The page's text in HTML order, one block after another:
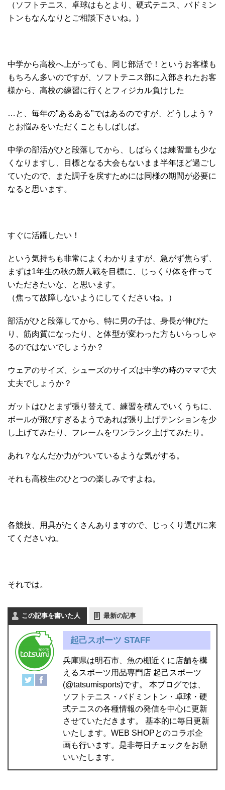
（ソフトテニス、卓球はもとより、硬式テニス、バドミン
トンもなんなりとご相談下さいね。)
中学から高校へ上がっても、同じ部活で！というお客様も
もちろん多いのですが、ソフトテニス部に入部されたお客
様から、高校の練習に行くとフィジカル負けした
…と、毎年の"あるある"ではあるのですが、どうしよう？
とお悩みをいただくこともしばしば。
中学の部活がひと段落してから、しばらくは練習量も少な
くなりますし、目標となる大会もないまま半年ほど過ごし
ていたので、また調子を戻すためには同様の期間が必要に
なると思います。
すぐに活躍したい！
という気持ちも非常によくわかりますが、急がず焦らず、
まずは1年生の秋の新人戦を目標に、じっくり体を作って
いただきたいな、と思います。
（焦って故障しないようにしてくださいね。）
部活がひと段落してから、特に男の子は、身長が伸びた
り、筋肉質になったり、と体型が変わった方もいらっしゃ
るのではないでしょうか？
ウェアのサイズ、シューズのサイズは中学の時のママで大
丈夫でしょうか？
ガットはひとまず張り替えて、練習を積んでいくうちに、
ボールが飛びすぎるようであれば張り上げテンションを少
し上げてみたり、フレームをワンランク上げてみたり。
あれ？なんだか力がついているような気がする。
それも高校生のひとつの楽しみですよね。
各競技、用具がたくさんありますので、じっくり選びに来
てくださいね。
それでは。
この記事を書いた人 最新の記事
起己スポーツ STAFF
兵庫県は明石市、魚の棚近くに店舗を構
えるスポーツ用品専門店 起己スポーツ
(@tatsumisports)です。 本ブログでは、
ソフトテニス・バドミントン・卓球・硬
式テニスの各種情報の発信を中心に更新
させていただきます。 基本的に毎日更新
いたします。WEB SHOPとのコラボ企
画も行います。是非毎日チェックをお願
いいたします。